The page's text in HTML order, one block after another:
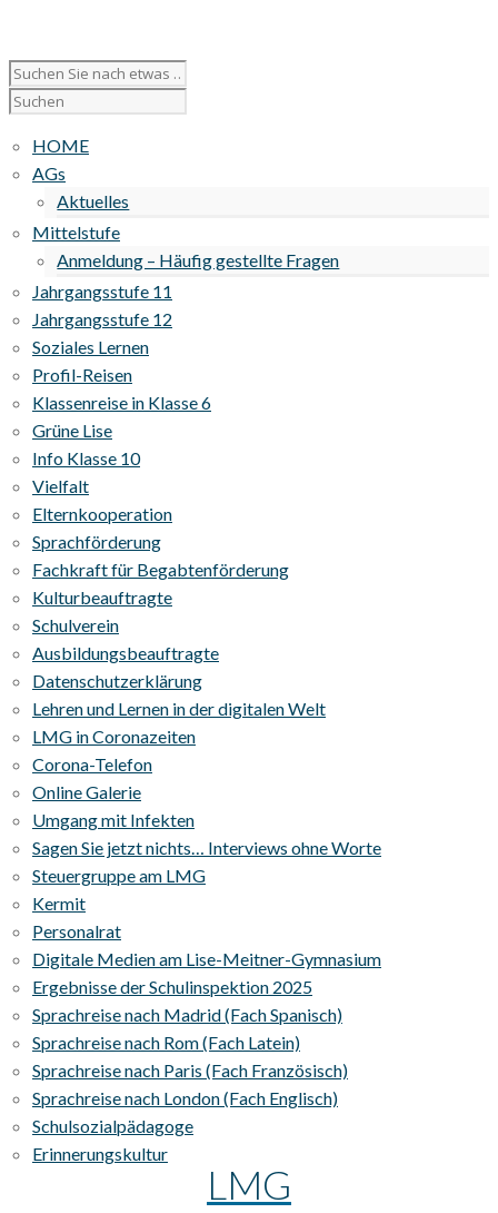
HOME
AGs
Aktuelles
Mittelstufe
Anmeldung – Häufig gestellte Fragen
Jahrgangsstufe 11
Jahrgangsstufe 12
Soziales Lernen
Profil-Reisen
Klassenreise in Klasse 6
Grüne Lise
Info Klasse 10
Vielfalt
Elternkooperation
Sprachförderung
Fachkraft für Begabtenförderung
Kulturbeauftragte
Schulverein
Ausbildungsbeauftragte
Datenschutzerklärung
Lehren und Lernen in der digitalen Welt
LMG in Coronazeiten
Corona-Telefon
Online Galerie
Umgang mit Infekten
Sagen Sie jetzt nichts… Interviews ohne Worte
Steuergruppe am LMG
Kermit
Personalrat
Digitale Medien am Lise-Meitner-Gymnasium
Ergebnisse der Schulinspektion 2025
Sprachreise nach Madrid (Fach Spanisch)
Sprachreise nach Rom (Fach Latein)
Sprachreise nach Paris (Fach Französisch)
Sprachreise nach London (Fach Englisch)
Schulsozialpädagoge
Erinnerungskultur
LMG